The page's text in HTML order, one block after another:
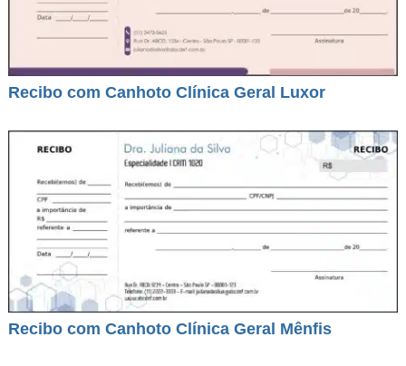
Recibo com Canhoto Clínica Geral Luxor
Recibo com Canhoto Clínica Geral Mênfis